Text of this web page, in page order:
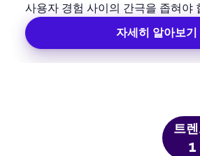
사용자 경험 사이의 간극을 좁혀야
자세히 알아보기
트
1